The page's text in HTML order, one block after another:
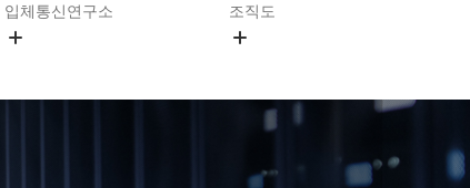
입체통신연구소
조직도
연구원 고객헌장
주요업무연락처